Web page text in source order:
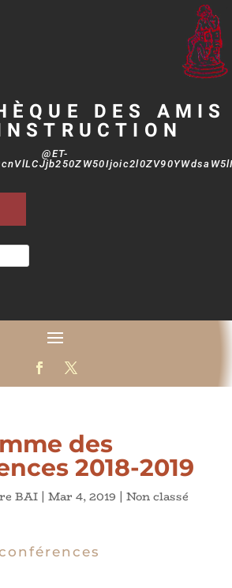
DES AMIS
@ET-
des
2018-2019
BAI| Mar 4, 2019 | Non classé